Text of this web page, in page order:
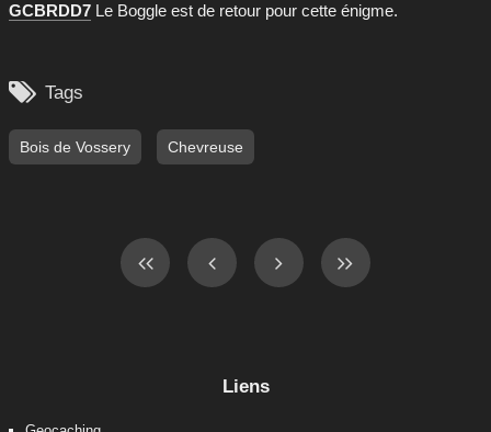
GCBRDD7 Le Boggle est de retour pour cette énigme.
 Tags
Bois de Vossery Chevreuse
Liens